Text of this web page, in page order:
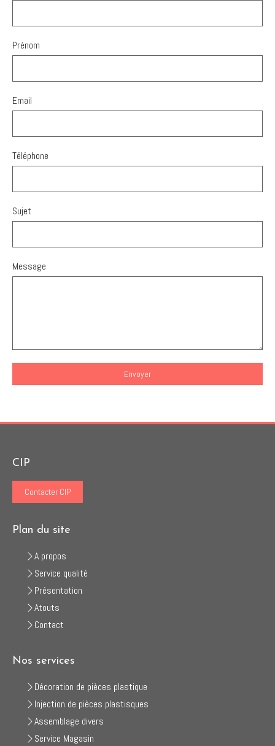
Prénom
Email
Téléphone
Sujet
Message
Envoyer
CIP
Contacter CIP
Plan du site
A propos
Service qualité
Présentation
Atouts
Contact
Nos services
Décoration de pièces plastique
Injection de pièces plastisques
Assemblage divers
Service Magasin